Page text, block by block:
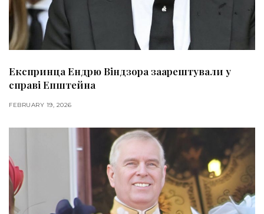
Експринца Ендрю Віндзора заарештували у
справі Епштейна
FEBRUARY 19, 2026